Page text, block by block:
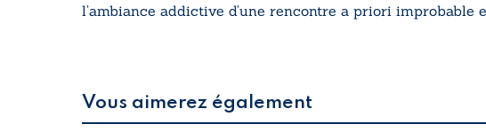
l’ambiance addictive d’une rencontre a priori improbable
Vous aimerez également